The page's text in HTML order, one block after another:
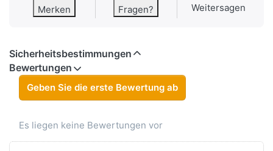
Merken Fragen? Weitersagen
Sicherheitsbestimmungen
Bewertungen
Geben Sie die erste Bewertung ab
Es liegen keine Bewertungen vor